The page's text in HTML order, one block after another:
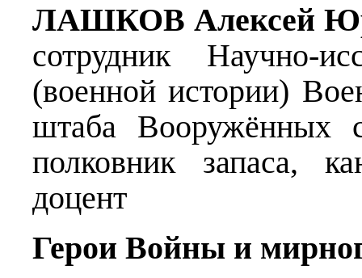
ЛАШКОВ Алексей
сотрудник Научно-
(военной истории)
штаба Вооружённых
полковник запаса,
доцент
Герои Войны и